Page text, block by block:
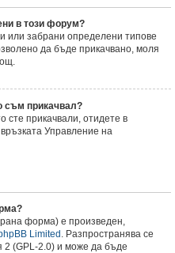
в този форум?
или забрани определени типове
да бъде прикачвано, моля
съм прикачвал?
сте прикачвали, отидете в
Управление на
форма) е произведен,
Limited . Разпространява се
2 (GPL-2.0) и може да бъде